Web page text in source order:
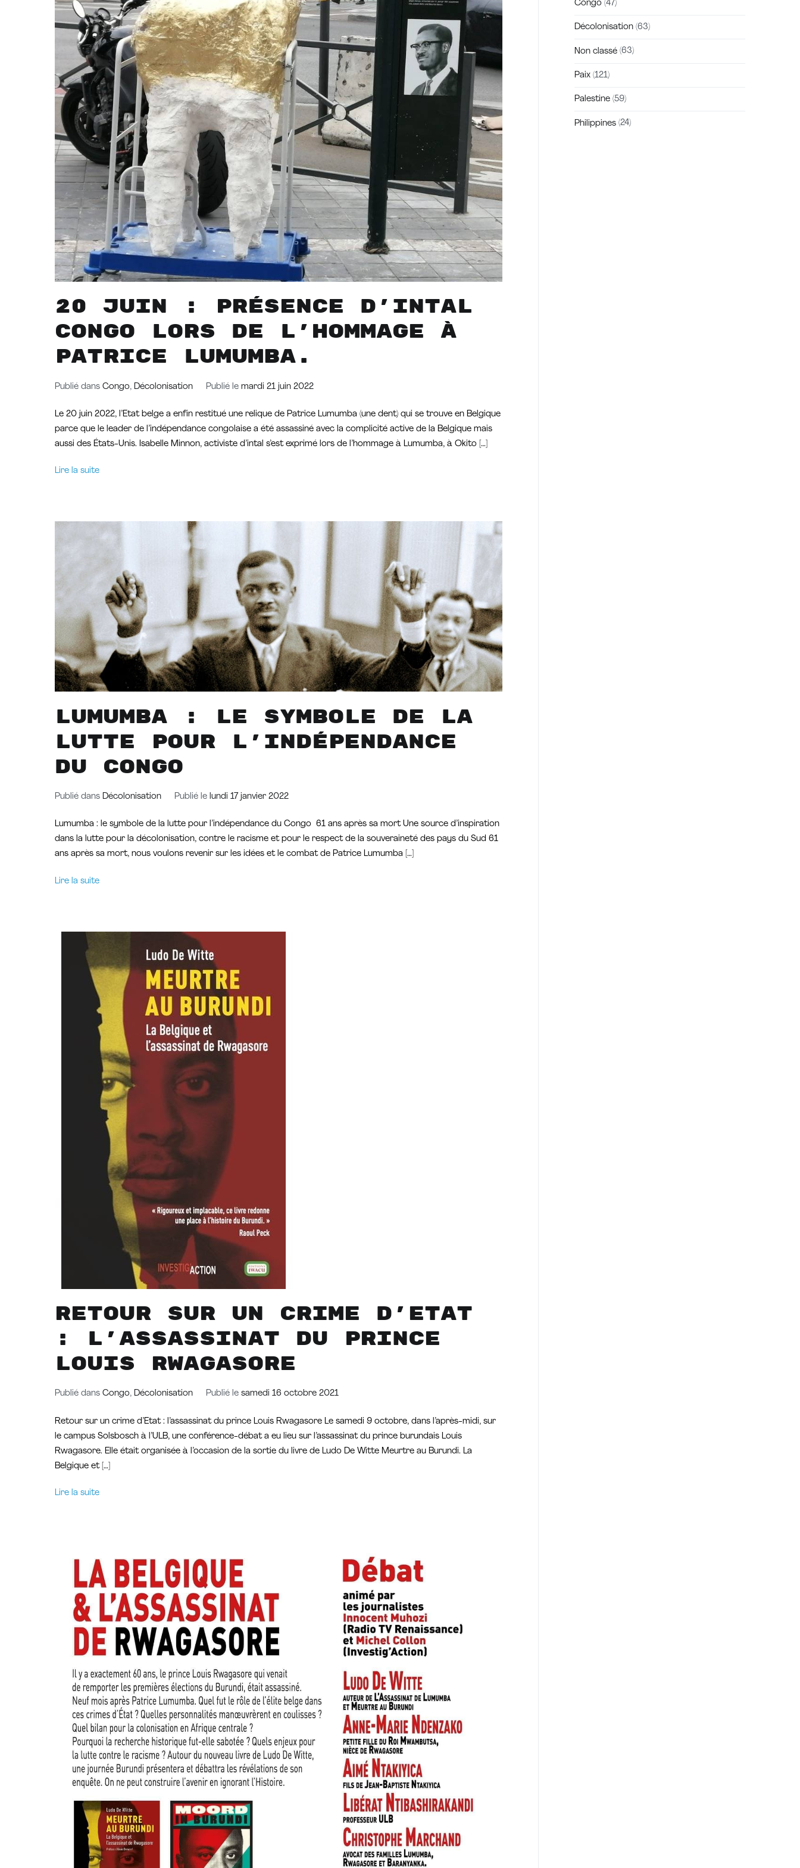
20 Juin : Présence d’Intal
Congo lors de l’hommage à
Patrice Lumumba.
Publié dans Congo, Décolonisation Publié le mardi 21 juin 2022
Le 20 juin 2022, l’Etat belge a enfin restitué une relique de Patrice Lumumba (une dent) qui se trouve en Belgique
parce que le leader de l’indépendance congolaise a été assassiné avec la complicité active de la Belgique mais
aussi des États-Unis. Isabelle Minnon, activiste d’intal s’est exprimé lors de l’hommage à Lumumba, à Okito […]
Lire la suite
Lumumba : le symbole de la
lutte pour l’indépendance
du Congo
Publié dans Décolonisation Publié le lundi 17 janvier 2022
Lumumba : le symbole de la lutte pour l’indépendance du Congo 61 ans après sa mort Une source d’inspiration
dans la lutte pour la décolonisation, contre le racisme et pour le respect de la souveraineté des pays du Sud 61
ans après sa mort, nous voulons revenir sur les idées et le combat de Patrice Lumumba […]
Lire la suite
Retour sur un crime d’Etat
: l’assassinat du prince
Louis Rwagasore
Publié dans Congo, Décolonisation Publié le samedi 16 octobre 2021
Retour sur un crime d’Etat : l’assassinat du prince Louis Rwagasore Le samedi 9 octobre, dans l’après-midi, sur
le campus Solsbosch à l’ULB, une conférence-débat a eu lieu sur l’assassinat du prince burundais Louis
Rwagasore. Elle était organisée à l’occasion de la sortie du livre de Ludo De Witte Meurtre au Burundi. La
Belgique et […]
Lire la suite
Congo (47)
Décolonisation (63)
Non classé (63)
Paix (121)
Palestine (59)
Philippines (24)